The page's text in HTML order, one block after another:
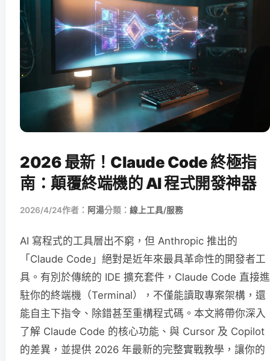
2026 最新！Claude Code 終極指
南：顛覆終端機的 AI 程式開發神器
2026/4/24作者： 阿湯分類： 線上工具/服務
AI 寫程式的工具層出不窮，但 Anthropic 推出的
「Claude Code」絕對是近年來最具革命性的開發者工
具。有別於傳統的 IDE 擴充套件，Claude Code 直接進
駐你的終端機（Terminal），不僅能讀取專案架構，還
能自主下指令、除錯甚至重構程式碼。本文將帶你深入
了解 Claude Code 的核心功能、與 Cursor 及 Copilot
的差異，並提供 2026 年最新的完整實戰教學，讓你的